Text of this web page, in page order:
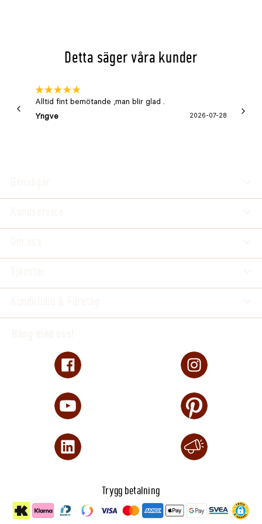
Detta säger våra kunder
Alltid fint bemötande ,man blir glad .
Yngve
2026-07-28
Trygg betalning